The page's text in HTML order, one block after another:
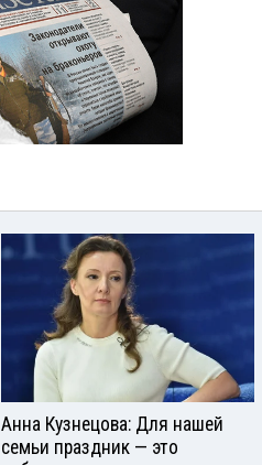
Анна Кузнецова: Для нашей
семьи праздник — это